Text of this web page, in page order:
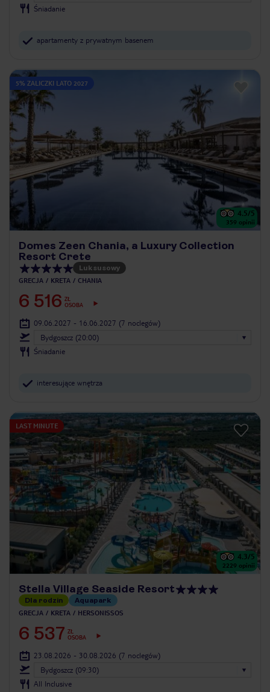
Śniadanie
apartamenty z prywatnym basenem
5% ZALICZKI LATO 2027
4.5/5
359 opinii
Domes Zeen Chania, a Luxury Collection
Resort Crete
Luksusowy
GRECJA KRETA CHANIA
6 516 ZŁ
OSOBA
09.06.2027 - 16.06.2027 (7 noclegów)
Bydgoszcz (20:00)
Śniadanie
interesujące wnętrza
LAST MINUTE
4.3/5
2229 opinii
Stella Village Seaside Resort
Dla rodzin Aquapark
GRECJA KRETA HERSONISSOS
6 537 ZŁ
OSOBA
23.08.2026 - 30.08.2026 (7 noclegów)
Bydgoszcz (09:30)
All Inclusive